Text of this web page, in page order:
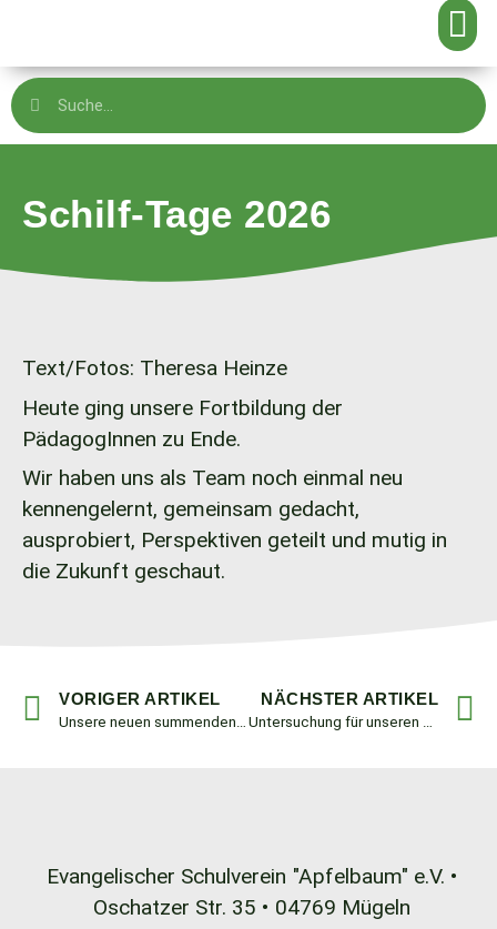
Schilf-Tage 2026
Text/Fotos: Theresa Heinze
Heute ging unsere Fortbildung der
PädagogInnen zu Ende.
Wir haben uns als Team noch einmal neu
kennengelernt, gemeinsam gedacht,
ausprobiert, Perspektiven geteilt und mutig in
die Zukunft geschaut.
VORIGER ARTIKEL
Unsere neuen summenden Schulbewohner
NÄCHSTER ARTIKEL
Untersuchung für unseren Ferienhort gesucht!
Evangelischer Schulverein "Apfelbaum" e.V. •
Oschatzer Str. 35 • 04769 Mügeln